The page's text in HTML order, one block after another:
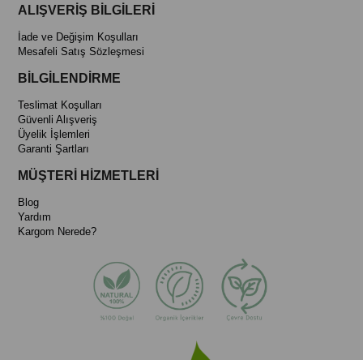
ALIŞVERİŞ BİLGİLERİ
İade ve Değişim Koşulları
Mesafeli Satış Sözleşmesi
BİLGİLENDİRME
Teslimat Koşulları
Güvenli Alışveriş
Üyelik İşlemleri
Garanti Şartları
MÜŞTERİ HİZMETLERİ
Blog
Yardım
Kargom Nerede?